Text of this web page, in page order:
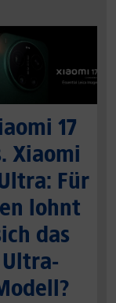
17
Xiaomi
Für
lohnt
das
Ultra-